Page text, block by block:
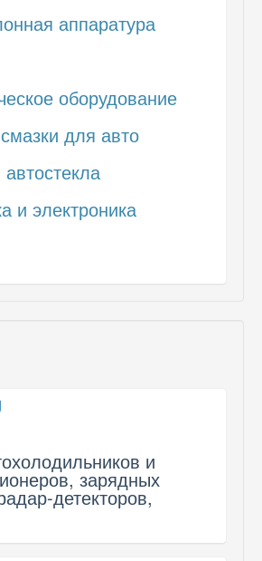
аппаратура
оборудование
для авто
и электроника
и
зарядных
детекторов,